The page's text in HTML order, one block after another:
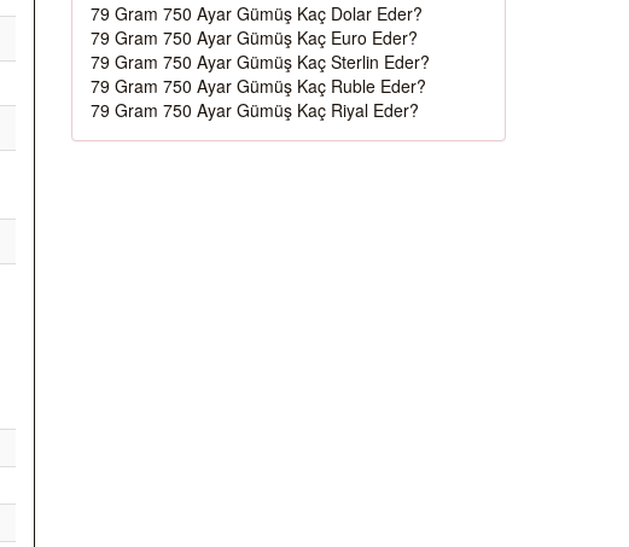
79 Gram 750 Ayar Gümüş Kaç Dolar Eder?
79 Gram 750 Ayar Gümüş Kaç Euro Eder?
79 Gram 750 Ayar Gümüş Kaç Sterlin Eder?
79 Gram 750 Ayar Gümüş Kaç Ruble Eder?
79 Gram 750 Ayar Gümüş Kaç Riyal Eder?